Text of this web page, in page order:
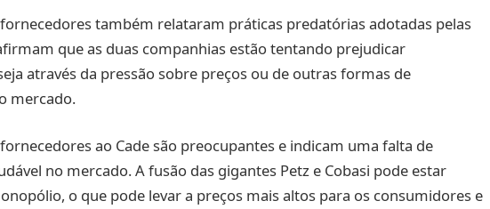
também relataram práticas predatórias adotadas pelas
que as duas companhias estão tentando prejudicar
através da pressão sobre preços ou de outras formas de
mercado.
ao Cade são preocupantes e indicam uma falta de
no mercado. A fusão das gigantes Petz e Cobasi pode estar
o que pode levar a preços mais altos para os consumidores e